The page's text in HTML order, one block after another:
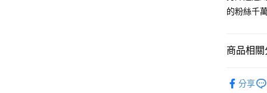
１．簡單
２．便利
【「
１．於結
２．訂單
３．收到
運送方式
每筆
7-11付款
的粉絲千
商品相關
分享